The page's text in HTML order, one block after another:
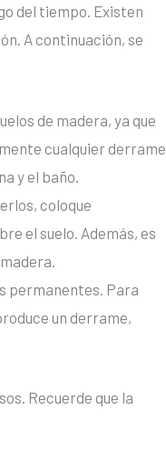
del tiempo. Existen
A continuación, se
de madera, ya que
cualquier derrame
y el baño.
coloque
el suelo. Además, es
permanentes. Para
un derrame,
Recuerde que la